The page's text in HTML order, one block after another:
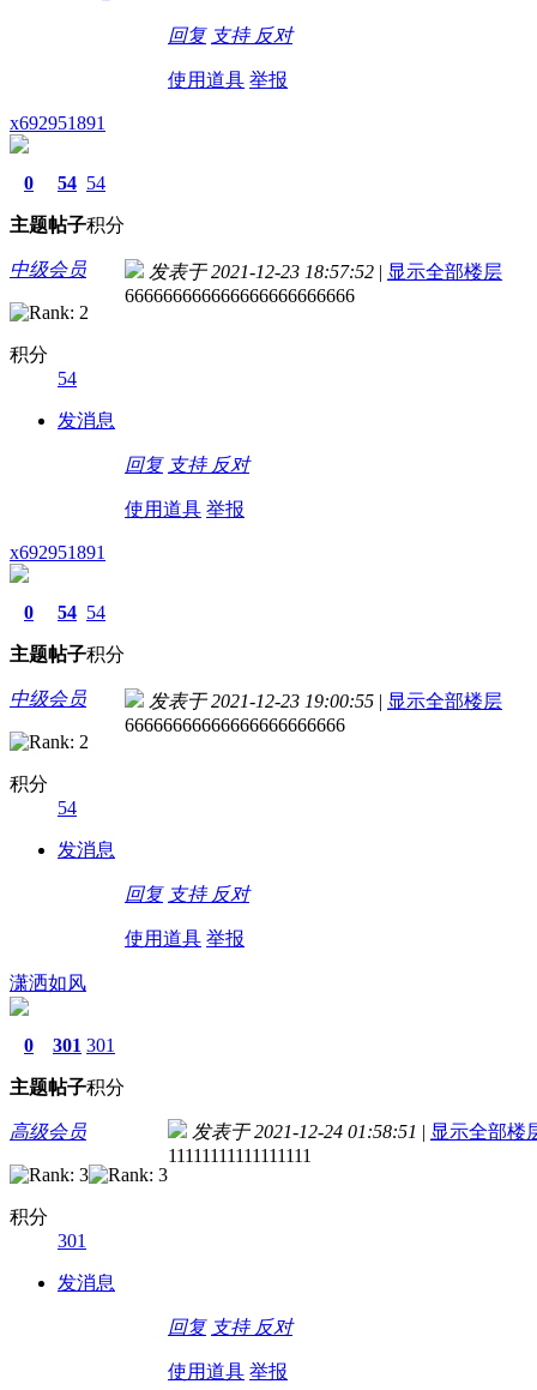
回复 支持 反对
使用道具 举报
x692951891
0
主题
54
帖子
54
积分
中级会员
积分
54
发消息
发表于 2021-12-23 18:57:52 | 显示全部楼层
666666666666666666666666
回复 支持 反对
使用道具 举报
x692951891
0
主题
54
帖子
54
积分
中级会员
积分
54
发消息
发表于 2021-12-23 19:00:55 | 显示全部楼层
66666666666666666666666
回复 支持 反对
使用道具 举报
潇洒如风
0
主题
301
帖子
301
积分
高级会员
积分
301
发消息
发表于 2021-12-24 01:58:51 | 显示全部楼
11111111111111111
回复 支持 反对
使用道具 举报